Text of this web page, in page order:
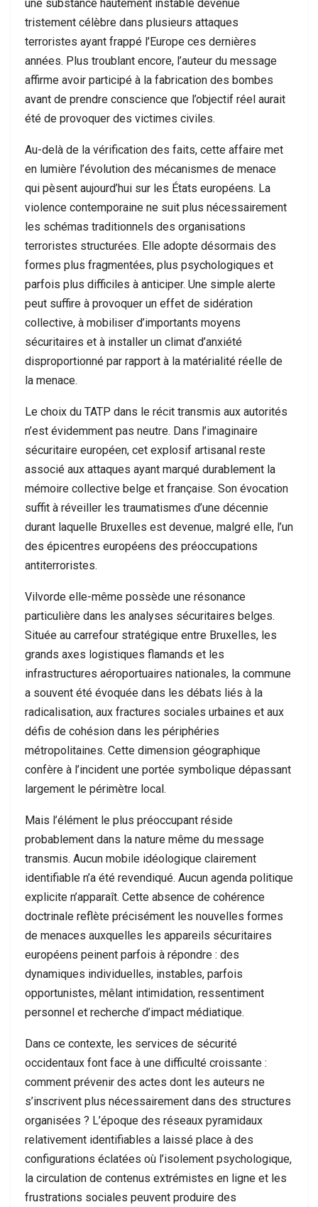
une substance hautement instable devenue
tristement célèbre dans plusieurs attaques
terroristes ayant frappé l’Europe ces dernières
années. Plus troublant encore, l’auteur du message
affirme avoir participé à la fabrication des bombes
avant de prendre conscience que l’objectif réel aurait
été de provoquer des victimes civiles.
Au-delà de la vérification des faits, cette affaire met
en lumière l’évolution des mécanismes de menace
qui pèsent aujourd’hui sur les États européens. La
violence contemporaine ne suit plus nécessairement
les schémas traditionnels des organisations
terroristes structurées. Elle adopte désormais des
formes plus fragmentées, plus psychologiques et
parfois plus difficiles à anticiper. Une simple alerte
peut suffire à provoquer un effet de sidération
collective, à mobiliser d’importants moyens
sécuritaires et à installer un climat d’anxiété
disproportionné par rapport à la matérialité réelle de
la menace.
Le choix du TATP dans le récit transmis aux autorités
n’est évidemment pas neutre. Dans l’imaginaire
sécuritaire européen, cet explosif artisanal reste
associé aux attaques ayant marqué durablement la
mémoire collective belge et française. Son évocation
suffit à réveiller les traumatismes d’une décennie
durant laquelle Bruxelles est devenue, malgré elle, l’un
des épicentres européens des préoccupations
antiterroristes.
Vilvorde elle-même possède une résonance
particulière dans les analyses sécuritaires belges.
Située au carrefour stratégique entre Bruxelles, les
grands axes logistiques flamands et les
infrastructures aéroportuaires nationales, la commune
a souvent été évoquée dans les débats liés à la
radicalisation, aux fractures sociales urbaines et aux
défis de cohésion dans les périphéries
métropolitaines. Cette dimension géographique
confère à l’incident une portée symbolique dépassant
largement le périmètre local.
Mais l’élément le plus préoccupant réside
probablement dans la nature même du message
transmis. Aucun mobile idéologique clairement
identifiable n’a été revendiqué. Aucun agenda politique
explicite n’apparaît. Cette absence de cohérence
doctrinale reflète précisément les nouvelles formes
de menaces auxquelles les appareils sécuritaires
européens peinent parfois à répondre : des
dynamiques individuelles, instables, parfois
opportunistes, mêlant intimidation, ressentiment
personnel et recherche d’impact médiatique.
Dans ce contexte, les services de sécurité
occidentaux font face à une difficulté croissante :
comment prévenir des actes dont les auteurs ne
s’inscrivent plus nécessairement dans des structures
organisées ? L’époque des réseaux pyramidaux
relativement identifiables a laissé place à des
configurations éclatées où l’isolement psychologique,
la circulation de contenus extrémistes en ligne et les
frustrations sociales peuvent produire des